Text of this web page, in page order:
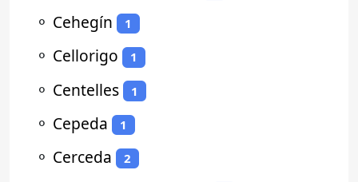
⚬ Cehegín 1
⚬ Cellorigo 1
⚬ Centelles 1
⚬ Cepeda 1
⚬ Cerceda 2